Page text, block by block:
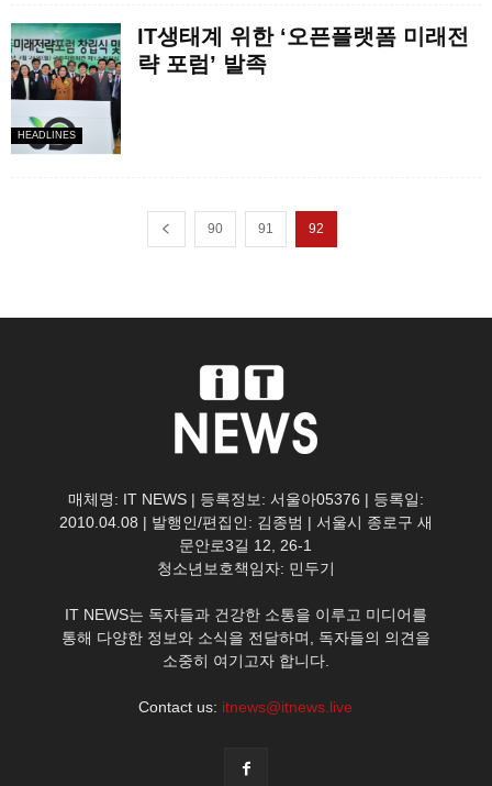
HEADLINES
IT생태계 위한 ‘오픈플랫폼 미래전
략 포럼’ 발족
90 91 92
매체명: IT NEWS | 등록정보: 서울아05376 | 등록일:
2010.04.08 | 발행인/편집인: 김종범 | 서울시 종로구 새
문안로3길 12, 26-1
청소년보호책임자: 민두기
IT NEWS는 독자들과 건강한 소통을 이루고 미디어를
통해 다양한 정보와 소식을 전달하며, 독자들의 의견을
소중히 여기고자 합니다.
Contact us: itnews@itnews.live